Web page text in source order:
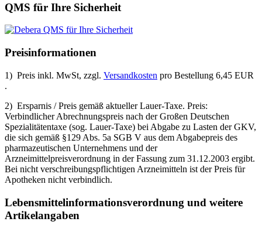
QMS für Ihre Sicherheit
Preisinformationen
1) Preis inkl. MwSt, zzgl. Versandkosten pro Bestellung 6,45 EUR
.
2) Ersparnis / Preis gemäß aktueller Lauer-Taxe. Preis:
Verbindlicher Abrechnungspreis nach der Großen Deutschen
Spezialitätentaxe (sog. Lauer-Taxe) bei Abgabe zu Lasten der GKV,
die sich gemäß §129 Abs. 5a SGB V aus dem Abgabepreis des
pharmazeutischen Unternehmens und der
Arzneimittelpreisverordnung in der Fassung zum 31.12.2003 ergibt.
Bei nicht verschreibungspflichtigen Arzneimitteln ist der Preis für
Apotheken nicht verbindlich.
Lebensmittel­informations­verordnung und weitere
Artikelangaben